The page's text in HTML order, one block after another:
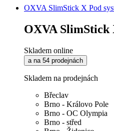
OXVA SlimStick X Pod
OXVA SlimStick
Skladem online
a na 54 prodejnách
Skladem na prodejnách
Břeclav
Brno - Královo Pole
Brno - OC Olympia
Brno - střed